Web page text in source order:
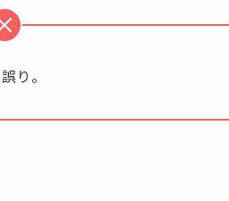
誤り。